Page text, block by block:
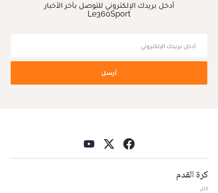
أدخل بريدك الإلكتروني للتوصل بآخر الأخبار
Le360Sport
أرسل
كرة القدم
كان